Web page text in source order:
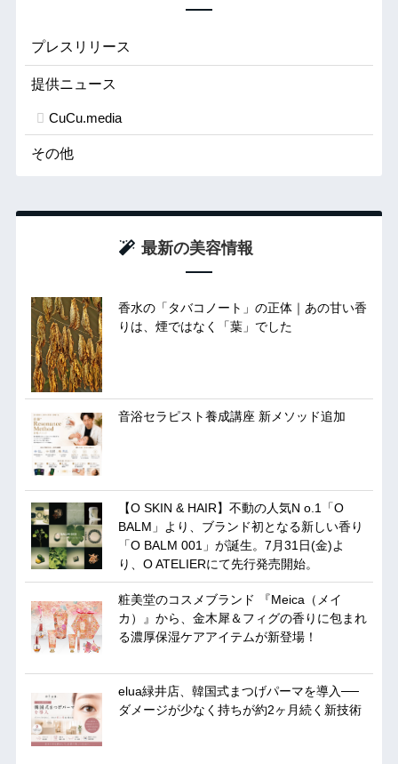
プレスリリース
提供ニュース
CuCu.media
その他
最新の美容情報
香水の「タバコノート」の正体｜あの甘い香
りは、煙ではなく「葉」でした
音浴セラピスト養成講座 新メソッド追加
【O SKIN & HAIR】不動の人気N o.1「O
BALM」より、ブランド初となる新しい香り
「O BALM 001」が誕生。7月31日(金)よ
り、O ATELIERにて先行発売開始。
粧美堂のコスメブランド 『Meica（メイ
カ）』から、金木犀＆フィグの香りに包まれ
る濃厚保湿ケアアイテムが新登場！
elua緑井店、韓国式まつげパーマを導入──
ダメージが少なく持ちが約2ヶ月続く新技術